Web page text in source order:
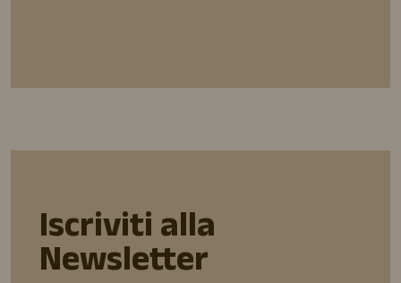
Iscriviti alla
Newsletter